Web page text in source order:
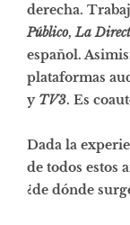
derecha.
Público, La
español.
plataformas
y TV3. Es
Dada la
de todos estos
¿de dónde